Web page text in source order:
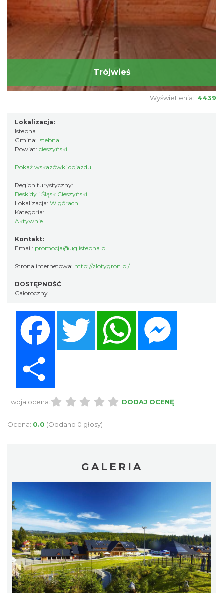
Trójwieś
Wyświetlenia: 4439
Lokalizacja:
Istebna
Gmina: Istebna
Powiat: cieszyński
Pokaż wskazówki dojazdu
Region turystyczny:
Beskidy i Śląsk Cieszyński
Lokalizacja: W górach
Kategoria:
Aktywnie
Kontakt:
Email: promocja@ug.istebna.pl
Strona internetowa: http://zlotygron.pl/
DOSTĘPNOŚĆ
Całoroczny
Twitter WhatsApp
Twoja ocena: DODAJ OCENĘ
Ocena: 0.0 (Oddano 0 głosy)
GALERIA